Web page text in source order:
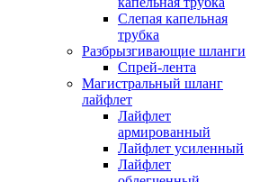
Слепая капельная
трубка
Разбрызгивающие шланги
Спрей-лента
Магистральный шланг
лайфлет
Лайфлет
армированный
Лайфлет усиленный
Лайфлет